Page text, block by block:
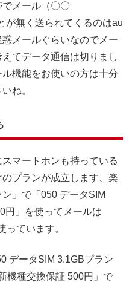
メール（〇〇
が無く送られてくるのはau
メールぐらいなのでメー
てデータ通信は切りまし
機能をお使いの方は十分
ね。
マートホンも持っている
プランが成立します、楽
」で「050 データSIM
円」を使ってメールは
っています。
データSIM 3.1GBプラン
機種交換保証 500円」で